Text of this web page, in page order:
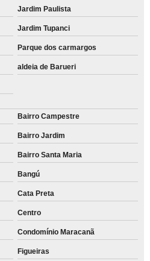
Jardim Paulista
Jardim Tupanci
Parque dos carmargos
aldeia de Barueri
Bairro Campestre
Bairro Jardim
Bairro Santa Maria
Bangú
Cata Preta
Centro
Condomínio Maracanã
Figueiras